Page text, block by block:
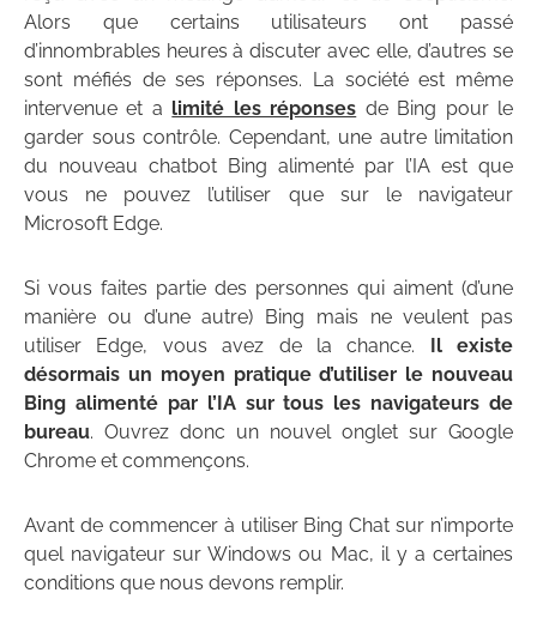
Alors que certains utilisateurs ont passé
d’innombrables heures à discuter avec elle, d’autres se
sont méfiés de ses réponses. La société est même
intervenue et a limité les réponses de Bing pour le
garder sous contrôle. Cependant, une autre limitation
du nouveau chatbot Bing alimenté par l’IA est que
vous ne pouvez l’utiliser que sur le navigateur
Microsoft Edge.
Si vous faites partie des personnes qui aiment (d’une
manière ou d’une autre) Bing mais ne veulent pas
utiliser Edge, vous avez de la chance. Il existe
désormais un moyen pratique d’utiliser le nouveau
Bing alimenté par l’IA sur tous les navigateurs de
bureau. Ouvrez donc un nouvel onglet sur Google
Chrome et commençons.
Avant de commencer à utiliser Bing Chat sur n’importe
quel navigateur sur Windows ou Mac, il y a certaines
conditions que nous devons remplir.